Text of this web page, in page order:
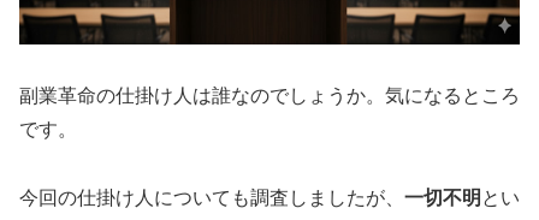
副業革命の仕掛け人は誰なのでしょうか。気になるところ
です。
今回の仕掛け人についても調査しましたが、 一切不明 とい